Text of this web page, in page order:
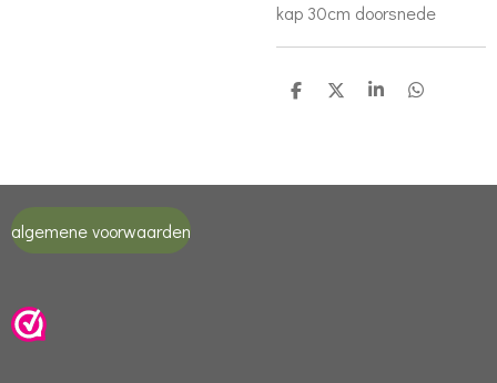
kap 30cm doorsnede
D
D
S
D
algemene voorwaarden